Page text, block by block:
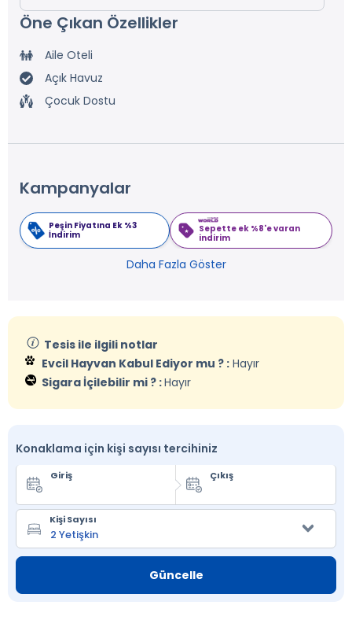
Öne Çıkan Özellikler
Aile Oteli
Açık Havuz
Çocuk Dostu
Kampanyalar
Peşin Fiyatına Ek %3
İndirim
Sepette ek %8'e varan
indirim
Daha Fazla Göster
Tesis ile ilgili notlar
Evcil Hayvan Kabul Ediyor mu ? : Hayır
Sigara İçilebilir mi ? :Hayır
Konaklama için kişi sayısı tercihiniz
Giriş Çıkış
Kişi Sayısı
Güncelle